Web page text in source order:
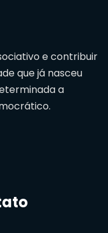
e contribuir
que já nasceu
a